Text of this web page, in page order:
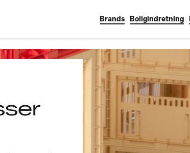
Brands Boligindretning